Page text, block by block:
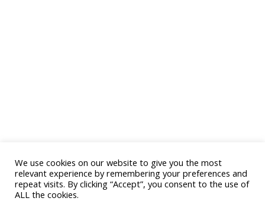
We use cookies on our website to give you the most
relevant experience by remembering your preferences and
repeat visits. By clicking “Accept”, you consent to the use of
ALL the cookies.